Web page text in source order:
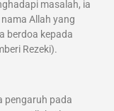
masalah, ia
Allah yang
berdoa kepada
Rezeki).
pengaruh pada